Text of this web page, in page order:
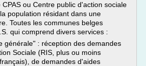
ou Centre public d'action sociale
population résidant dans une
Toutes les communes belges
qui comprend divers services :
générale" : réception des demandes
Sociale (RIS, plus ou moins
de demandes d'aides